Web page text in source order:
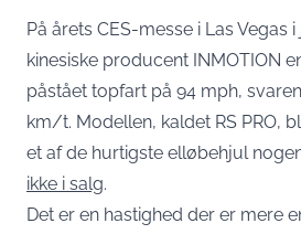
På årets CES-messe i Las Vegas
kinesiske producent INMOTION
påstået topfart på 94 mph,
km/t. Modellen, kaldet RS PRO,
et af de hurtigste elløbehjul
ikke i salg.
Det er en hastighed der er mere